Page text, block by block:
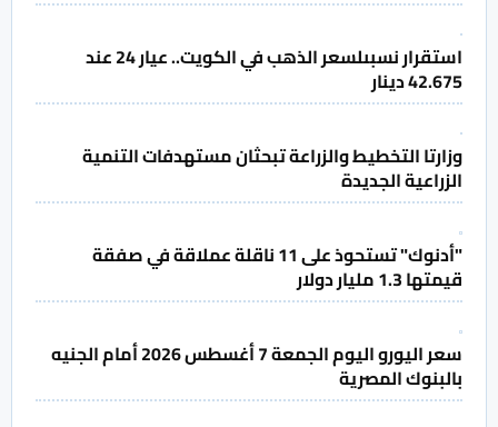
استقرار نسبىلسعر الذهب في الكويت.. عيار 24 عند
42.675 دينار
وزارتا التخطيط والزراعة تبحثان مستهدفات التنمية
الزراعية الجديدة
"أدنوك" تستحوذ على 11 ناقلة عملاقة في صفقة
قيمتها 1.3 مليار دولار
سعر اليورو اليوم الجمعة 7 أغسطس 2026 أمام الجنيه
بالبنوك المصرية